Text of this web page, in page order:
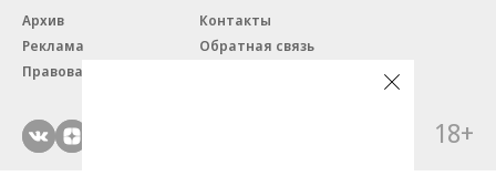
Архив
Контакты
Реклама
Обратная связь
Правовая информация
18+